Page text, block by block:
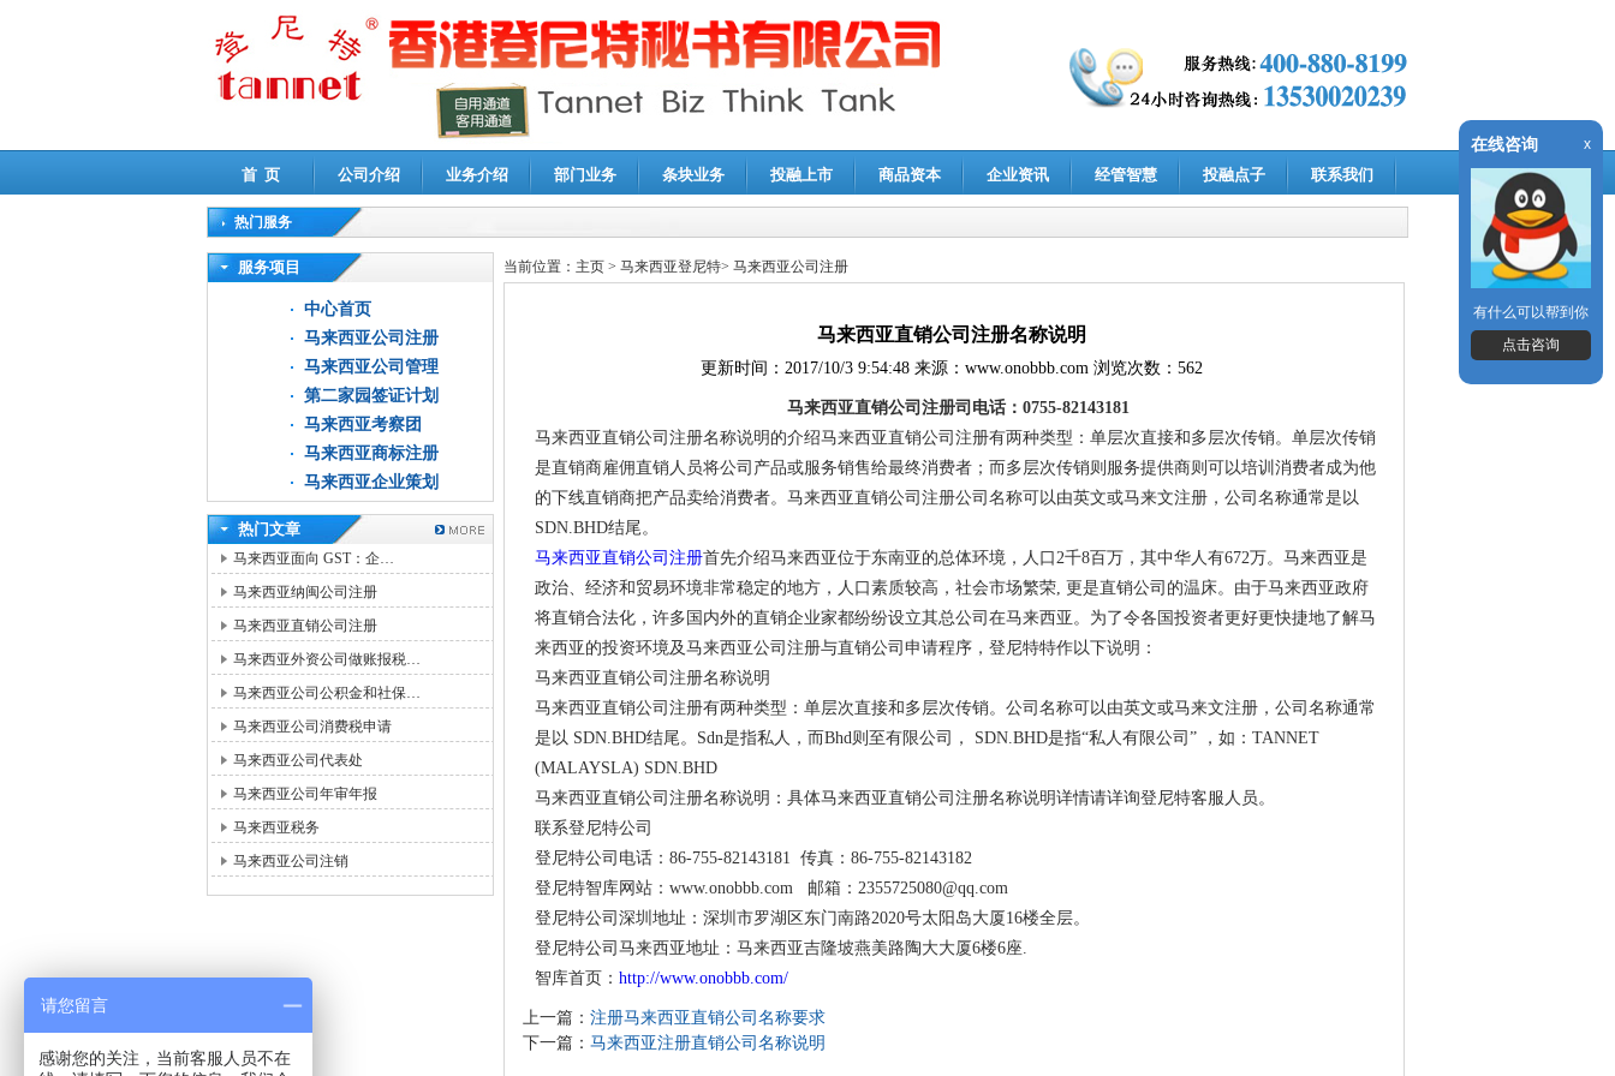
首 页 公司介绍 业务介绍 部门业务 条块业务 投融上市 商品资本 企业资讯 经管智慧 投融点子 联系我们
热门服务
高新技术企业认定审计|企业所得税汇算清缴申报鉴证
服务项目
中心首页
马来西亚公司注册
马来西亚公司管理
第二家园签证计划
马来西亚考察团
马来西亚商标注册
马来西亚企业策划
热门文章
马来西亚面向 GST：企…
马来西亚纳闽公司注册
马来西亚直销公司注册
马来西亚外资公司做账报税…
马来西亚公司公积金和社保…
马来西亚公司消费税申请
马来西亚公司代表处
马来西亚公司年审年报
马来西亚税务
马来西亚公司注销
当前位置： 主页 > 马来西亚登尼特> 马来西亚公司注册
马来西亚直销公司注册名称说明
更新时间： 2017/10/3 9:54:48来源： www.onobbb.com浏览次数：562
马来西亚直销公司注册司电话：0755-82143181
马来西亚直销公司注册名称说明的介绍马来西亚直销公司注册有两种类型：单层次直接和多层次传销。单层次传销
是直销商雇佣直销人员将公司产品或服务销售给最终消费者；而多层次传销则服务提供商则可以培训消费者成为他
的下线直销商把产品卖给消费者。马来西亚直销公司注册公司名称可以由英文或马来文注册，公司名称通常是以
SDN.BHD结尾。
马来西亚直销公司注册首先介绍马来西亚位于东南亚的总体环境，人口2千8百万，其中华人有672万。马来西亚是
政治、经济和贸易环境非常稳定的地方，人口素质较高，社会市场繁荣, 更是直销公司的温床。由于马来西亚政府
将直销合法化，许多国内外的直销企业家都纷纷设立其总公司在马来西亚。为了令各国投资者更好更快捷地了解马
来西亚的投资环境及马来西亚公司注册与直销公司申请程序，登尼特特作以下说明：
马来西亚直销公司注册名称说明
马来西亚直销公司注册有两种类型：单层次直接和多层次传销。公司名称可以由英文或马来文注册，公司名称通常
是以 SDN.BHD结尾。Sdn是指私人，而Bhd则至有限公司， SDN.BHD是指“私人有限公司” ，如：TANNET
(MALAYSLA) SDN.BHD
马来西亚直销公司注册名称说明：具体马来西亚直销公司注册名称说明详情请详询登尼特客服人员。
联系登尼特公司
登尼特公司电话：86-755-82143181 传真：86-755-82143182
登尼特智库网站：www.onobbb.com 邮箱：2355725080@qq.com
登尼特公司深圳地址：深圳市罗湖区东门南路2020号太阳岛大厦16楼全层。
登尼特公司马来西亚地址：马来西亚吉隆坡燕美路陶大大厦6楼6座.
智库首页： http://www.onobbb.com/
上一篇： 注册马来西亚直销公司名称要求
下一篇： 马来西亚注册直销公司名称说明
在线咨询 x
有什么可以帮到你
点击咨询
请您留言
感谢您的关注，当前客服人员不在